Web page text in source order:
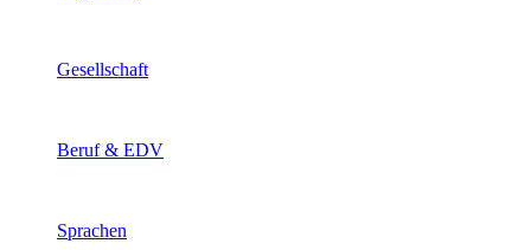
Gesellschaft
Beruf & EDV
Sprachen